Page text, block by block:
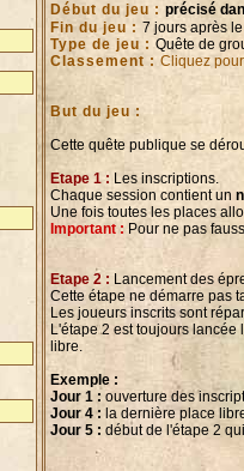
Début du jeu : précisé
Fin du jeu : 7 jours après
Type de jeu : Quête de
Classement : Cliquez
But du jeu :
Cette quête publique se
Etape 1 : Les inscriptions.
Chaque session contient un
Une fois toutes les places
Important : Pour ne pas
Etape 2 : Lancement des
Cette étape ne démarre pas
Les joueurs inscrits sont
L'étape 2 est toujours lancée
libre.
Exemple :
Jour 1 : ouverture des
Jour 4 : la dernière place
Jour 5 : début de l'étape 2